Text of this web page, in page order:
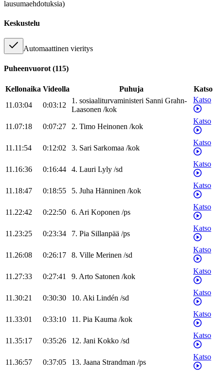
lausumaehdotuksia)
Keskustelu
Automaattinen vieritys
Puheenvuorot (115)
Kellonaika Videolla Puhuja
Katso
11.03:04
0:03:12
1. sosiaaliturvaministeri Sanni Grahn-
Laasonen /kok
Katso
11.07:18 0:07:27 2. Timo Heinonen /kok
Katso
11.11:54 0:12:02 3. Sari Sarkomaa /kok
Katso
11.16:36 0:16:44 4. Lauri Lyly /sd
Katso
11.18:47 0:18:55 5. Juha Hänninen /kok
Katso
11.22:42 0:22:50 6. Ari Koponen /ps
Katso
11.23:25 0:23:34 7. Pia Sillanpää /ps
Katso
11.26:08 0:26:17 8. Ville Merinen /sd
Katso
11.27:33 0:27:41 9. Arto Satonen /kok
Katso
11.30:21 0:30:30 10. Aki Lindén /sd
Katso
11.33:01 0:33:10 11. Pia Kauma /kok
Katso
11.35:17 0:35:26 12. Jani Kokko /sd
Katso
11.36:57 0:37:05 13. Jaana Strandman /ps
Katso